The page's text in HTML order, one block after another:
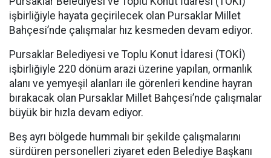
işbirliğiyle hayata geçirilecek olan Pursaklar Millet
Bahçesi’nde çalışmalar hız kesmeden devam ediyor.
Pursaklar Belediyesi ve Toplu Konut İdaresi (TOKİ)
işbirliğiyle 220 dönüm arazi üzerine yapılan, ormanlık
alanı ve yemyeşil alanları ile görenleri kendine hayran
bırakacak olan Pursaklar Millet Bahçesi’nde çalışmalar
büyük bir hızla devam ediyor.
Beş ayrı bölgede hummalı bir şekilde çalışmalarını
sürdüren personelleri ziyaret eden Belediye Başkanı